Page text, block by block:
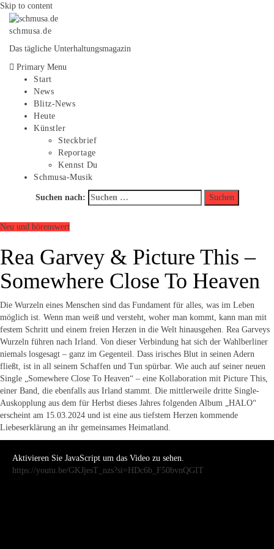
Skip to content
schmusa.de
Das tägliche Unterhaltungsmagazin
Primary Menu
Start
News
Blitz-News
Heute
Künstler
Steckbrief
Reportage
Kennst Du
Schmusa-Musik
Suchen nach:
Neu und hörenswert
Rea Garvey & Picture This –
Somewhere Close To Heaven
Die Wurzeln eines Menschen sind das Fundament für alles, was im Leben
möglich ist. Wenn man weiß und versteht, woher man kommt, kann man mit
festem Schritt und einem freien Herzen in die Welt hinausgehen. Rea Garveys
Wurzeln führen nach Irland. Von dieser Verbindung hat sich der Wahlberliner
niemals losgesagt – ganz im Gegenteil. Dass irisches Blut in seinen Adern
fließt, ist in all seinem Schaffen und Tun spürbar. Wie auch auf seiner neuen
Single „Somewhere Close To Heaven“ – eine Kollaboration mit Picture This,
einer Band, die ebenfalls aus Irland stammt. Die mittlerweile dritte Single-
Auskopplung aus dem für Herbst dieses Jahres folgenden Album „HALO“
erscheint am 15.03.2024 und ist eine aus tiefstem Herzen kommende
Liebeserklärung an ihr gemeinsames Heimatland.
Aktivieren Sie JavaScript um das Video zu sehen.
https://youtu.be/GKJjesT_nzs?si=HDc6b_F50bvnQGIT